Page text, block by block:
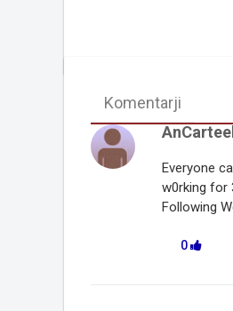
Komentarji
Everyone
w0rking for
Following
0